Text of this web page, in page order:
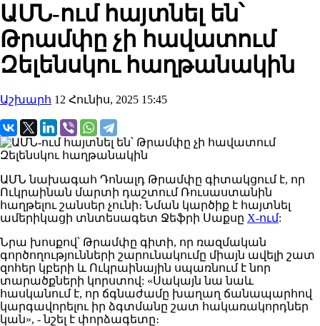
ԱՄՆ-ում հայտնել են՝
Թրամփը չի հավատում
Զելենսկու հաղթանակին
Աշխարհ 12 Հունիս, 2025 15:45
ԱՄՆ նախագահ Դոնալդ Թրամփը գիտակցում է, որ
Ուկրաինան մարտի դաշտում Ռուսաստանին
հաղթելու շանսեր չունի։ Նման կարծիք է հայտնել
ամերիկացի տնտեսագետ Ջեֆրի Սաքսը X-ում:
Նրա խոսքով՝ Թրամփը գիտի, որ ռազմական
գործողությունների շարունակումը միայն ավելի շատ
զոհեր կբերի և Ուկրաինային սպառնում է նոր
տարածքների կորստով: «Սակայն նա նաև
հասկանում է, որ ճգնաժամը խաղաղ ճանապարհով
կարգավորելու իր ձգտմանը շատ հակառակորդներ
կան», - նշել է փորձագետը։